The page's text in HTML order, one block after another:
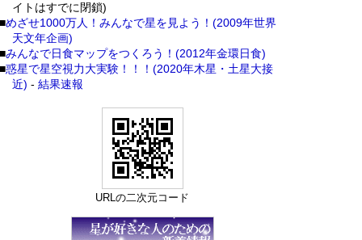
イトはすでに閉鎖)
■めざせ1000万人！みんなで星を見よう！(2009年世界
天文年企画)
■みんなで日食マップをつくろう！(2012年金環日食)
■惑星で星空視力大実験！！！(2020年木星・土星大接
近) -結果速報
URLの二次元コード